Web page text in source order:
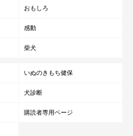
おもしろ
感動
柴犬
いぬのきもち健保
犬診断
購読者専用ページ